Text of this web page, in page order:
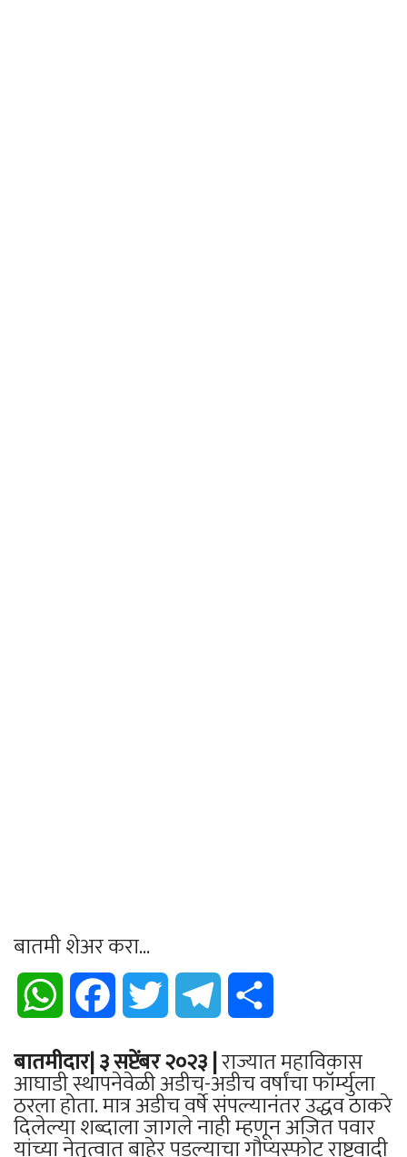
बातमी शेअर करा...
WhatsApp Facebook Twitter Telegram
बातमीदार| ३ सप्टेंबर २०२३ |राज्यात महाविकास
आघाडी स्थापनेवेळी अडीच-अडीच वर्षांचा फॉर्म्युला
ठरला होता. मात्र अडीच वर्षे संपल्यानंतर उद्धव ठाकरे
दिलेल्या शब्दाला जागले नाही म्हणून अजित पवार
यांच्या नेतृत्वात बाहेर पडल्याचा गौप्यस्फोट राष्ट्रवादी